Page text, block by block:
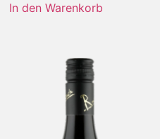
In den Warenkorb